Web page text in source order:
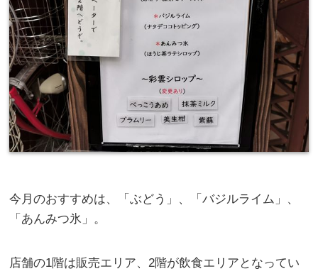
今月のおすすめは、「ぶどう」、「バジルライム」、
「あんみつ氷」。
店舗の1階は販売エリア、2階が飲食エリアとなってい